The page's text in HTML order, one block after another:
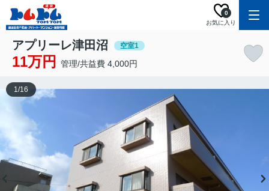
お気に入り
0
アプリーレ津田沼 空室1
11万円 管理/共益費 4,000円
1/16